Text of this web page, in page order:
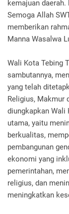
kemajuan daerah.
Semoga Allah
memberikan
Manna Wasalwa
Wali Kota Tebing
sambutannya,
yang telah
Religius, Makmur
diungkapkan Wali
utama, yaitu
berkualitas,
pembangunan
ekonomi yang
pemerintahan,
religius, dan
meningkatkan